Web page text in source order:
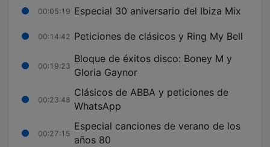
00:05:19 Especial 30 aniversario del Ibiza Mix
00:14:42 Peticiones de clásicos y Ring My Bell
00:19:23
Bloque de éxitos disco: Boney M y
Gloria Gaynor
00:23:48
Clásicos de ABBA y peticiones de
WhatsApp
00:27:15
Especial canciones de verano de los
años 80